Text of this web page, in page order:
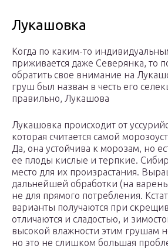
Лукашовка
Когда по каким-то
приживается даже Северянка, то
обратить свое внимание на
груш был назван в честь его
правильно, Лукашова
Лукашовка происходит от
которая считается самой
Да, она устойчива к морозам, но
ее плоды кислые и терпкие.
место для их произрастания.
дальнейшей обработки (на
не для прямого потребления.
варианты получаются при
отличаются и сладостью, и
высокой влажности этим грушам
но это не слишком большая